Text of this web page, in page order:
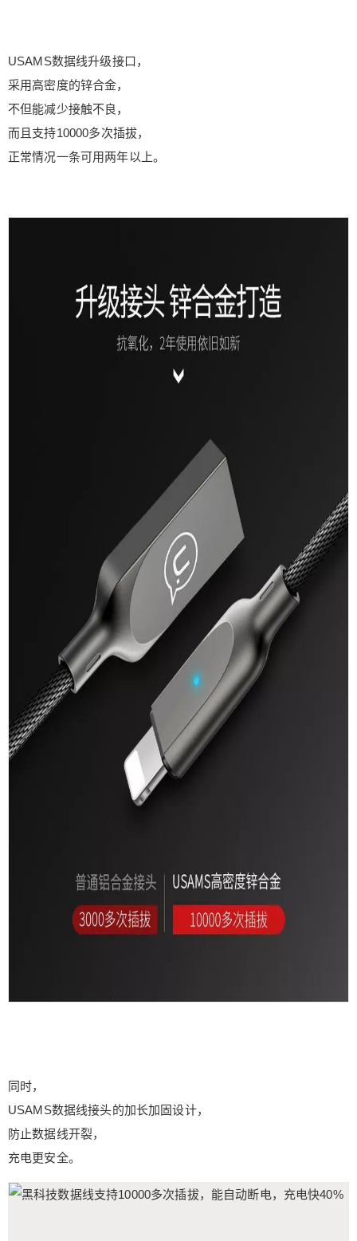
USAMS数据线升级接口，
采用高密度的锌合金，
不但能减少接触不良，
而且支持10000多次插拔，
正常情况一条可用两年以上。
同时，
USAMS数据线接头的加长加固设计，
防止数据线开裂，
充电更安全。